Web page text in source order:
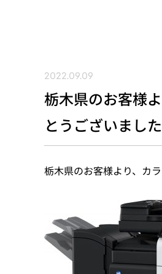
2022.09.09
栃木県のお客様
とうございました
栃木県のお客様より、カ